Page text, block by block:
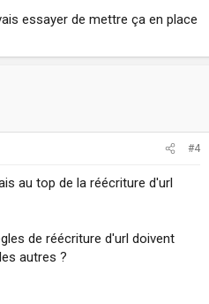
essayer de mettre ça en place
#4
au top de la réécriture d'url
de réécriture d'url doivent
autres ?